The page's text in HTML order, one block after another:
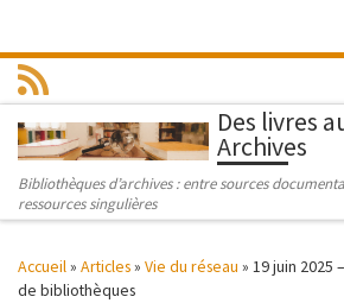
Des livres
Archives
Bibliothèques d’archives : entre sources
ressources singulières
Accueil» Articles» Vie du réseau » 19 juin 2025
de bibliothèques